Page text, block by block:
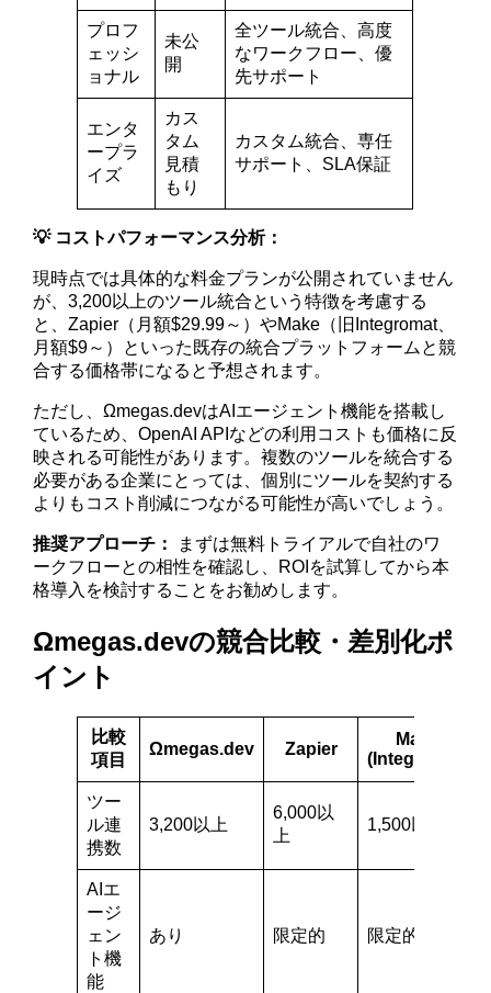
プロフ
ェッシ
ョナル
未公
開
全ツール統合、高度
なワークフロー、優
先サポート
エンタ
ープラ
イズ
カス
タム
見積
もり
カスタム統合、専任
サポート、SLA保証
💡 コストパフォーマンス分析：
現時点では具体的な料金プランが公開されていません
が、3,200以上のツール統合という特徴を考慮する
と、Zapier（月額$29.99～）やMake（旧Integromat、
月額$9～）といった既存の統合プラットフォームと競
合する価格帯になると予想されます。
ただし、Ωmegas.devはAIエージェント機能を搭載し
ているため、OpenAI APIなどの利用コストも価格に反
映される可能性があります。複数のツールを統合する
必要がある企業にとっては、個別にツールを契約する
よりもコスト削減につながる可能性が高いでしょう。
推奨アプローチ：
まずは無料トライアルで自社のワ
ークフローとの相性を確認し、ROIを試算してから本
格導入を検討することをお勧めします。
Ωmegas.devの競合比較・差別化ポ
イント
比較
項目
Ωmegas.dev Zapier
Make
(Integromat)
ツー
ル連
携数
3,200以上
6,000以
上
1,500以上
AIエ
ージ
ェン
ト機
能
あり 限定的 限定的